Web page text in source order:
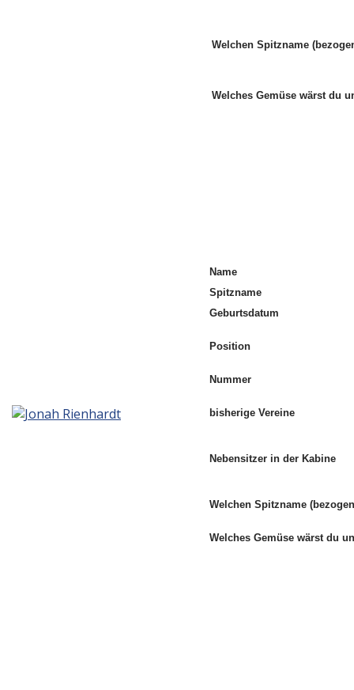
Welchen Spitzname
Welches Gemüse wärst du
Name
Spitzname
Geburtsdatum
Position
Nummer
bisherige Vereine
Nebensitzer in der Kabine
Welchen Spitzname
Welches Gemüse wärst du